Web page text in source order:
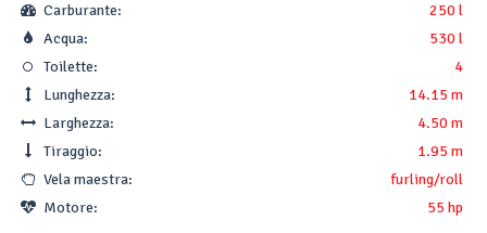
Carburante:
250 l
Acqua:
530 l
Toilette:
4
Lunghezza:
14.15 m
Larghezza:
4.50 m
Tiraggio:
1.95 m
Vela maestra:
furling/roll
Motore:
55 hp